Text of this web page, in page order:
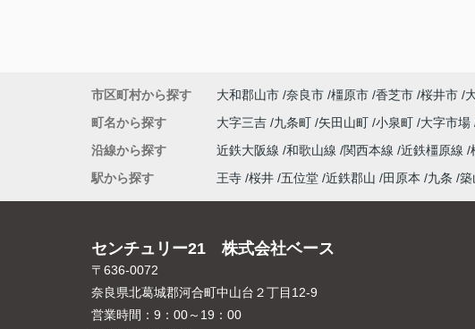
市区町村から探す 大和郡山市 奈良市 橿原市 香芝市 桜井市
町名から探す
大字三吉 九条町 矢田山町 小泉町 大字市場
沿線から探す
近鉄大阪線 和歌山線 関西本線 近鉄橿原線
駅から探す
王寺 桜井 五位堂 近鉄郡山 田原本 九条 築
センチュリー21 株式会社ベース
〒636-0072
奈良県北葛城郡河合町中山台２丁目12-9
営業時間： 9：00～19：00